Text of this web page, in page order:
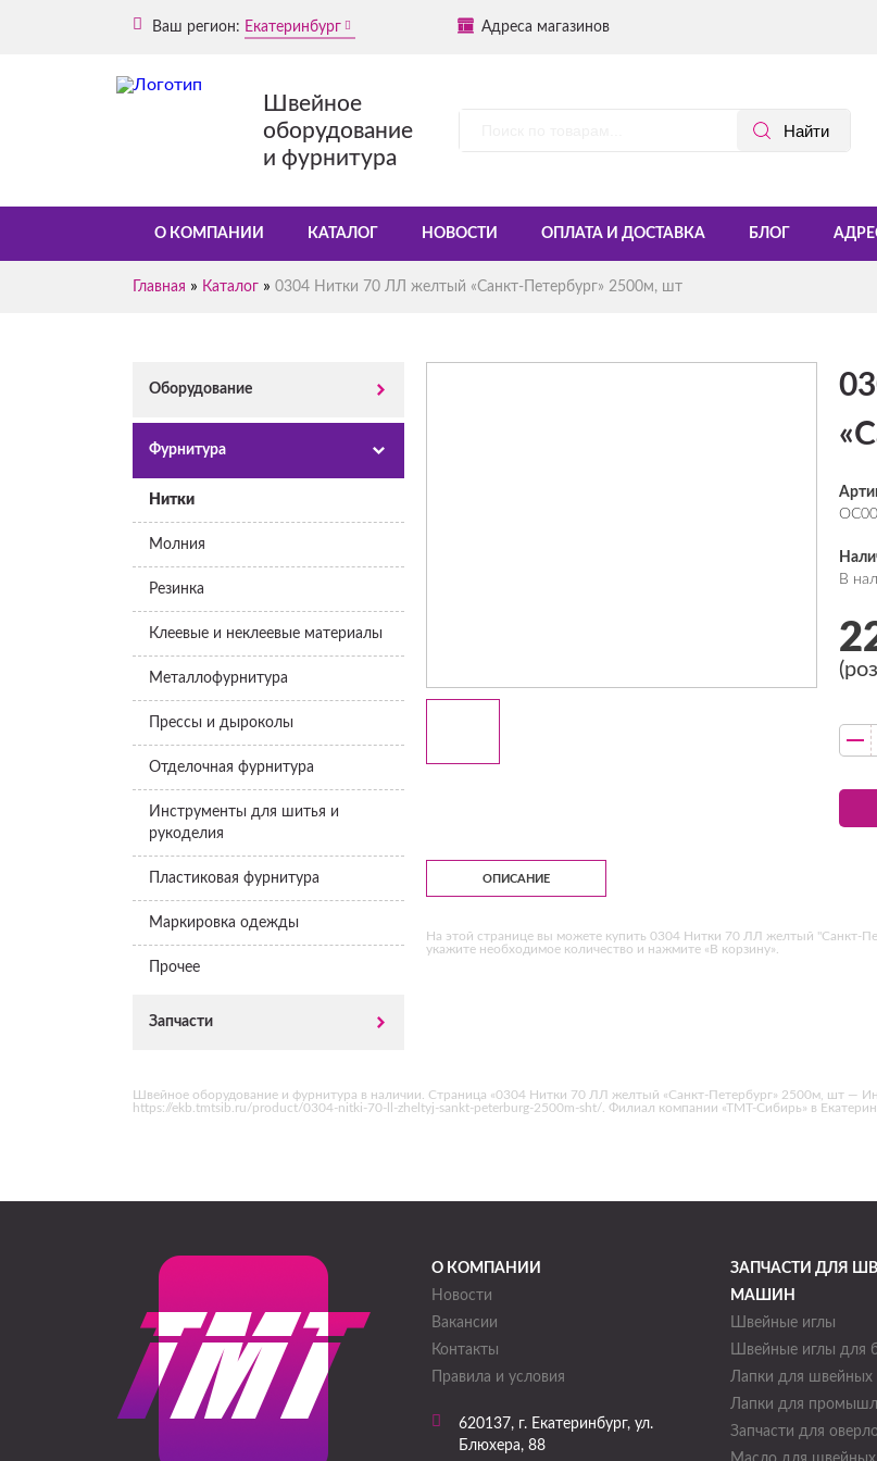
Ваш регион: Екатеринбург Адреса магазинов
Швейное
оборудование
и фурнитура
О КОМПАНИИ КАТАЛОГ НОВОСТИ ОПЛАТА И ДОСТАВКА БЛОГ
Главная » Каталог » 0304 Нитки 70 ЛЛ желтый «Санкт-Петербург» 2500м, шт
Оборудование
Фурнитура
Нитки
Молния
Резинка
Клеевые и неклеевые материалы
Металлофурнитура
Прессы и дыроколы
Отделочная фурнитура
Инструменты для шитья и
рукоделия
Пластиковая фурнитура
Маркировка одежды
Прочее
Запчасти
В
ОПИСАНИЕ
На этой странице вы можете купить 0304 Нитки 70 ЛЛ желтый "Санкт-
укажите необходимое количество и нажмите «В корзину».
Швейное оборудование и фурнитура в наличии. Страница «0304 Нитки 70 ЛЛ желтый «Санкт-Петербург» 2500м, шт —
https://ekb.tmtsib.ru/product/0304-nitki-70-ll-zheltyj-sankt-peterburg-2500m-sht/. Филиал компании «ТМТ-Сибирь» в
О КОМПАНИИ
Новости
Вакансии
Контакты
Правила и условия
620137, г. Екатеринбург, ул.
Блюхера, 88
ЗАПЧАСТИ ДЛЯ
МАШИН
Швейные иглы
Швейные иглы для
Лапки для
Лапки для
Запчасти для